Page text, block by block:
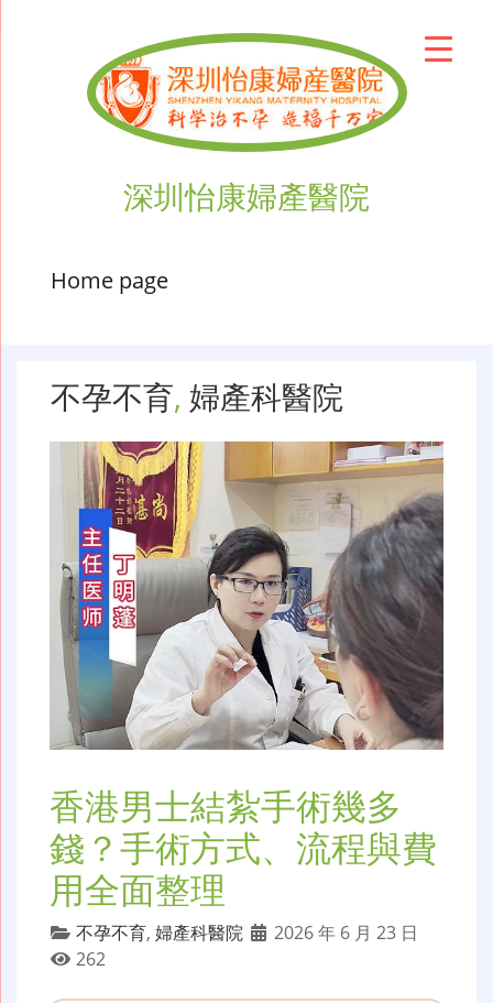
深圳怡康婦產醫院
Home page
不孕不育, 婦產科醫院
香港男士結紮手術幾多
錢？手術方式、流程與費
用全面整理
不孕不育, 婦產科醫院
2026 年 6 月 23 日
262